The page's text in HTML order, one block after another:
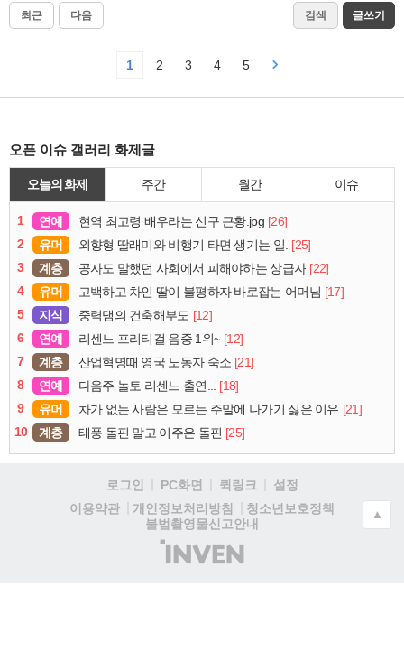
최근 다음 검색 글쓰기
1 2 3 4 5
오픈 이슈 갤러리 화제글
오늘의 화제 주간 월간 이슈
1 연예 현역 최고령 배우라는 신구 근황.jpg [26]
2
유머 외향형 딸래미와 비행기 타면 생기는 일. [25]
3
계층 공자도 말했던 사회에서 피해야하는 상급자 [22]
4
유머 고백하고 차인 딸이 불평하자 바로잡는 어머님 [17]
5
지식 중력댐의 건축해부도 [12]
6
연예 리센느 프리티걸 음중 1위~ [12]
7
계층 산업혁명때 영국 노동자 숙소 [21]
8
연예 다음주 놀토 리센느 출연... [18]
9
유머 차가 없는 사람은 모르는 주말에 나가기 싫은 이유 [21]
10
계층 태풍 돌핀 말고 이주은 돌핀 [25]
로그인 PC화면 퀵링크
설정
이용약관
개인정보처리방침
청소년보호정책
불법촬영물신고안내
(주)
인
▲